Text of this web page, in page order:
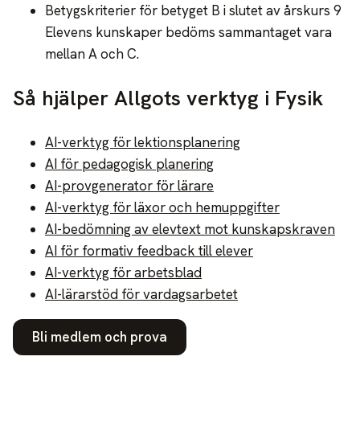
Betygskriterier för betyget B i slutet av årskurs 9
Elevens kunskaper bedöms sammantaget vara
mellan A och C.
Så hjälper Allgots verktyg i Fysik
AI-verktyg för lektionsplanering
AI för pedagogisk planering
AI-provgenerator för lärare
AI-verktyg för läxor och hemuppgifter
AI-bedömning av elevtext mot kunskapskraven
AI för formativ feedback till elever
AI-verktyg för arbetsblad
AI-lärarstöd för vardagsarbetet
Bli medlem och prova